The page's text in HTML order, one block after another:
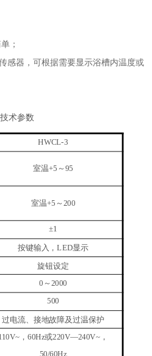
；
感器，可根据需要显示浴槽内温度或
术参数
HWCL-3
室温+5 ～95
室温+5 ～ 200
±1
按键输入，LED显示
旋钮设定
0 ～ 2000
500
过电流、接地故障及过温保护
，60Hz或220V—240V~ ，
50/60Hz